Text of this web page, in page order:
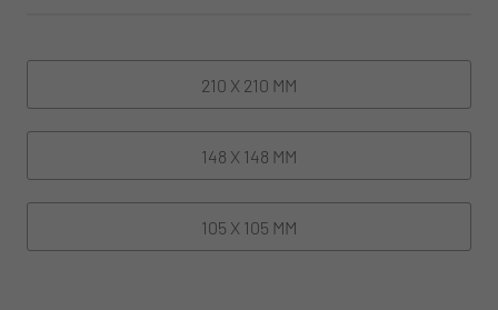
210 X 210 MM
148 X 148 MM
105 X 105 MM